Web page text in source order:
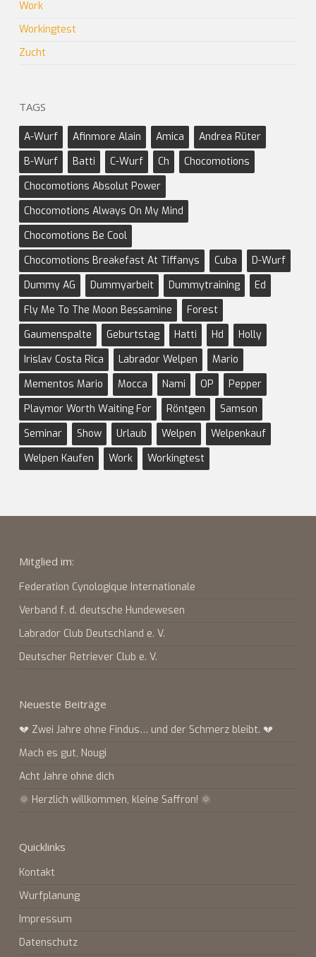
Work
Workingtest
Zucht
TAGS
A-Wurf Afinmore Alain Amica
Andrea Rüter
B-Wurf
Batti C-Wurf Ch
Chocomotions
Chocomotions Absolut Power
Chocomotions Always On My Mind
Chocomotions Be Cool
Chocomotions Breakefast At Tiffanys
Cuba
D-Wurf
Dummy AG
Dummyarbeit Dummytraining
Ed
Fly Me To The Moon Bessamine
Forest
Gaumenspalte
Geburtstag Hatti Hd
Holly
Irislav Costa Rica
Labrador Welpen
Mario
Mementos Mario
Mocca Nami OP
Pepper
Playmor Worth Waiting For
Röntgen
Samson
Seminar
Show Urlaub Welpen
Welpenkauf
Welpen Kaufen
Work Workingtest
Mitglied im:
Federation Cynologique Internationale
Verband f. d. deutsche Hundewesen
Labrador Club Deutschland e. V.
Deutscher Retriever Club e. V.
Neueste Beiträge
💔 Zwei Jahre ohne Findus… und der Schmerz bleibt. 💔
Mach es gut, Nougi
Acht Jahre ohne dich
🌞 Herzlich willkommen, kleine Saffron! 🌞
Quicklinks
Kontakt
Wurfplanung
Impressum
Datenschutz